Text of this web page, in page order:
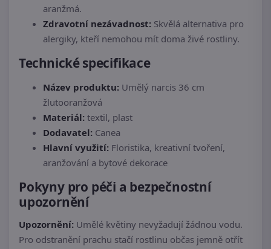
aranžmá.
Zdravotní nezávadnost: Skvělá alternativa pro
alergiky, kteří nemohou mít doma živé rostliny.
Technické specifikace
Název produktu: Umělý narcis 36 cm
žlutooranžová
Materiál: textil, plast
Dodavatel: Canea
Hlavní využití: Floristika, kreativní tvoření,
aranžování a bytové dekorace
Pokyny pro péči a bezpečnostní
upozornění
Upozornění: Umělé květiny nevyžadují žádnou vodu.
Pro odstranění prachu stačí rostlinu občas jemně otřít